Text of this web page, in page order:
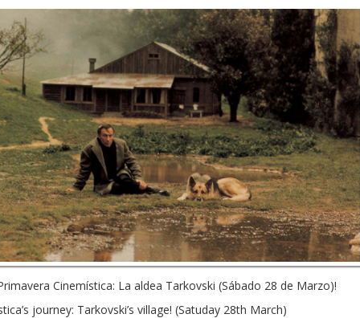
Cinemística: La aldea Tarkovski (Sábado 28 de Marzo)!
journey: Tarkovski’s village! (Satuday 28th March)